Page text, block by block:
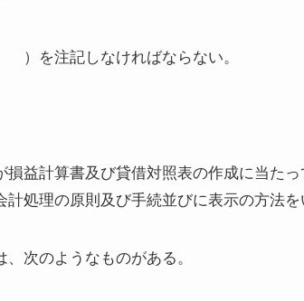
を注記しなければならない。
益計算書及び貸借対照表の作成に当た
計処理の原則及び手続並びに表示の方法を
次のようなものがある。